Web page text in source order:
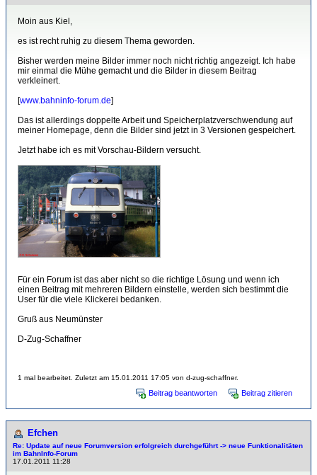
Moin aus Kiel,
es ist recht ruhig zu diesem Thema geworden.
Bisher werden meine Bilder immer noch nicht richtig angezeigt. Ich habe
mir einmal die Mühe gemacht und die Bilder in diesem Beitrag
verkleinert.
[www.bahninfo-forum.de]
Das ist allerdings doppelte Arbeit und Speicherplatzverschwendung auf
meiner Homepage, denn die Bilder sind jetzt in 3 Versionen gespeichert.
Jetzt habe ich es mit Vorschau-Bildern versucht.
Für ein Forum ist das aber nicht so die richtige Lösung und wenn ich
einen Beitrag mit mehreren Bildern einstelle, werden sich bestimmt die
User für die viele Klickerei bedanken.
Gruß aus Neumünster
D-Zug-Schaffner
1 mal bearbeitet. Zuletzt am 15.01.2011 17:05 von d-zug-schaffner.
Beitrag beantworten Beitrag zitieren
Efchen
Re: Update auf neue Forumversion erfolgreich durchgeführt -> neue Funktionalitäten
im BahnInfo-Forum
17.01.2011 11:28